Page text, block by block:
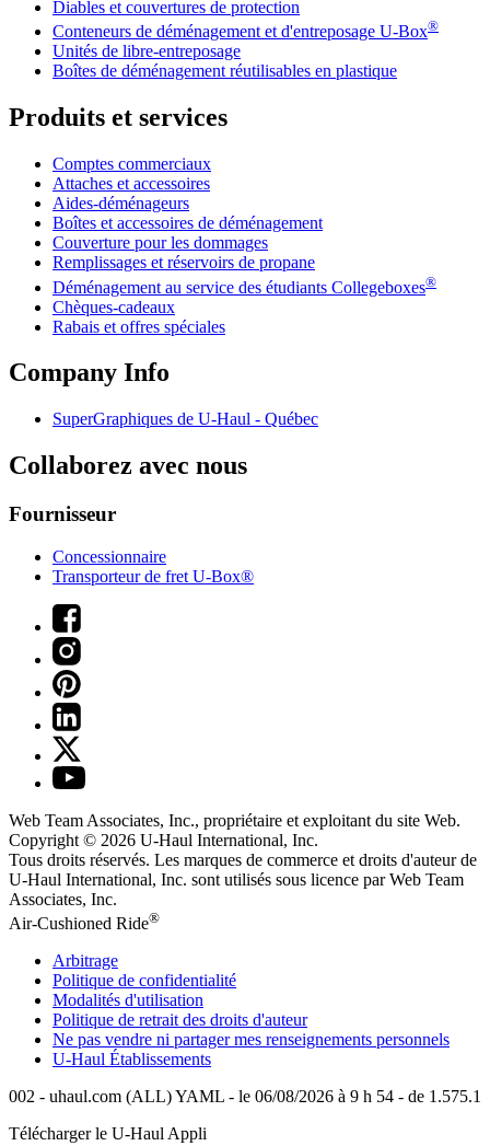
Diables et couvertures de protection
Conteneurs de déménagement et d'entreposage U-Box®
Unités de libre-entreposage
Boîtes de déménagement réutilisables en plastique
Produits et services
Comptes commerciaux
Attaches et accessoires
Aides-déménageurs
Boîtes et accessoires de déménagement
Couverture pour les dommages
Remplissages et réservoirs de propane
Déménagement au service des étudiants Collegeboxes®
Chèques-cadeaux
Rabais et offres spéciales
Company Info
SuperGraphiques de U-Haul - Québec
Collaborez avec nous
Fournisseur
Concessionnaire
Transporteur de fret U-Box®
Web Team Associates, Inc., propriétaire et exploitant du site Web.
Copyright © 2026 U-Haul International, Inc.
Tous droits réservés. Les marques de commerce et droits d'auteur de
U-Haul International, Inc. sont utilisés sous licence par Web Team
Associates, Inc.
Air-Cushioned Ride®
Arbitrage
Politique de confidentialité
Modalités d'utilisation
Politique de retrait des droits d'auteur
Ne pas vendre ni partager mes renseignements personnels
U-Haul Établissements
002 - uhaul.com (ALL) YAML - le 06/08/2026 à 9 h 54 - de 1.575.1
Télécharger le U-Haul Appli